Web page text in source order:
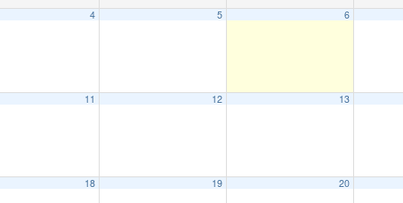
4 5 6
11 12 13
18 19 20